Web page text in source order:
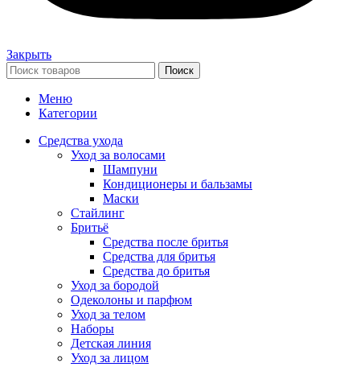
Закрыть
Поиск
Меню
Категории
Средства ухода
Уход за волосами
Шампуни
Кондиционеры и бальзамы
Маски
Стайлинг
Бритьё
Средства после бритья
Средства для бритья
Средства до бритья
Уход за бородой
Одеколоны и парфюм
Уход за телом
Наборы
Детская линия
Уход за лицом